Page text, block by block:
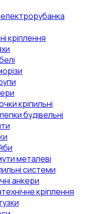
кріплення
кріпильні
будівельні
металеві
системи
анкери
кріплення